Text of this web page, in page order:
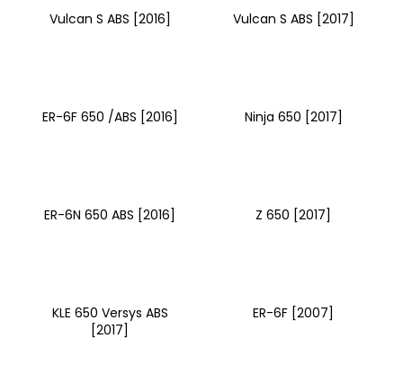
Vulcan S ABS [2016] Vulcan S ABS [2017]
ER-6F 650 /ABS [2016] Ninja 650 [2017]
ER-6N 650 ABS [2016] Z 650 [2017]
KLE 650 Versys ABS
[2017]
ER-6F [2007]